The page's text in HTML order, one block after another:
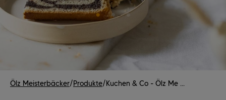
Ölz Meisterbäcker/Produkte/Kuchen & Co - Ölz Me ...